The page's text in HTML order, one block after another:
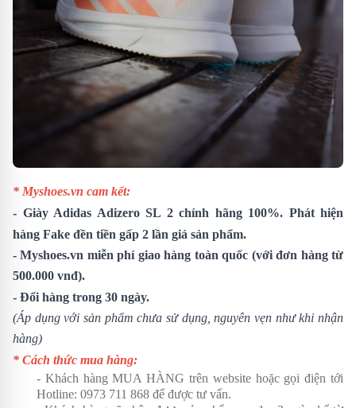
* Myshoes.vn cam kết:
- Giày Adidas Adizero SL 2chính hãng 100%. Phát hiện
hàng Fake đền tiền gấp 2 lần giá sản phẩm.
- Myshoes.vn miễn phí giao hàng toàn quốc (với đơn hàng từ
500.000 vnđ).
- Đổi hàng trong 30 ngày.
(Áp dụng với sản phẩm chưa sử dụng, nguyên vẹn như khi nhận
hàng)
* Cách thức mua hàng:
- Khách hàng MUA HÀNG trên website hoặc gọi điện tới
Hotline: 0973 711 868 để được tư vấn.